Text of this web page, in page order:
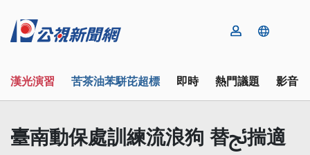
漢光演習 苦茶油苯駢芘超標 即時 熱門議題 影音
臺南動保處訓練流浪狗 替ﰀ揣適